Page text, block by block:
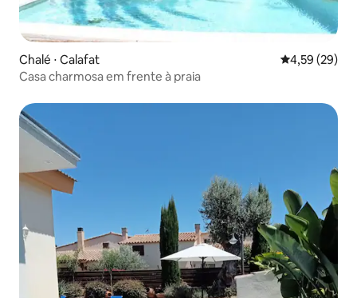
Chalé ⋅ Calafat 4,59 de uma
4,59 (29)
Casa charmosa em frente à praia